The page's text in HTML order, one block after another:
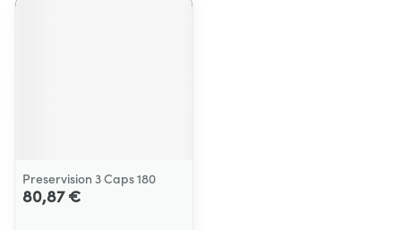
Preservision 3 Caps 180
80,87 €